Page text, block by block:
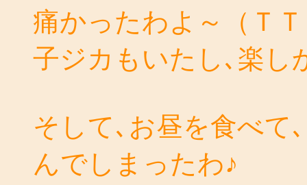
痛かったわよ～（Ｔ
子ジカもいたし､楽
そして､お昼を食べて
んでしまったわ♪